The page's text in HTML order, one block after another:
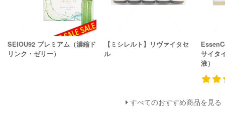
SEIOU92 プレミアム（濃縮ド
リンク・ゼリー）
【ミシレルト】リヴァイタセ
ル
サイタ
液）
すべてのおすすめ商品を見る